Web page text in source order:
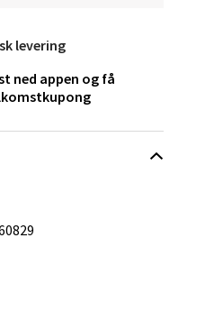
levering
ned appen og få